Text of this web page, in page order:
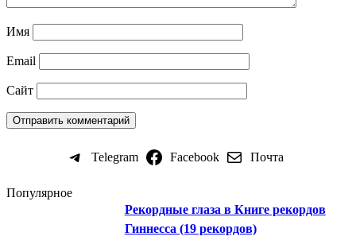
Имя
Email
Сайт
Telegram Facebook Почта
Популярное
Рекордные глаза в Книге рекордов
Гиннесса (19 рекордов)